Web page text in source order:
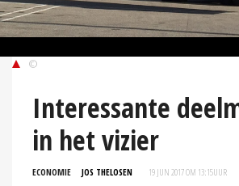
©
Interessante
in het vizier
ECONOMIE JOS THELOSEN 19 JUN 2017 OM 13:15UUR